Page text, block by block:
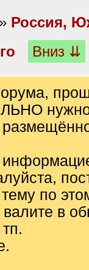
» Россия,
Вниз ⇊
нужно
по
в